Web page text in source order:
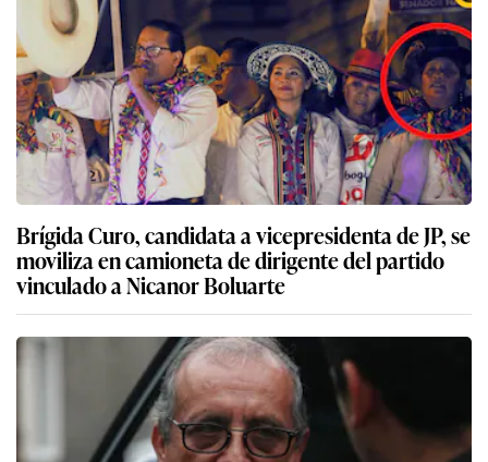
Brígida Curo, candidata a vicepresidenta de JP, se
moviliza en camioneta de dirigente del partido
vinculado a Nicanor Boluarte